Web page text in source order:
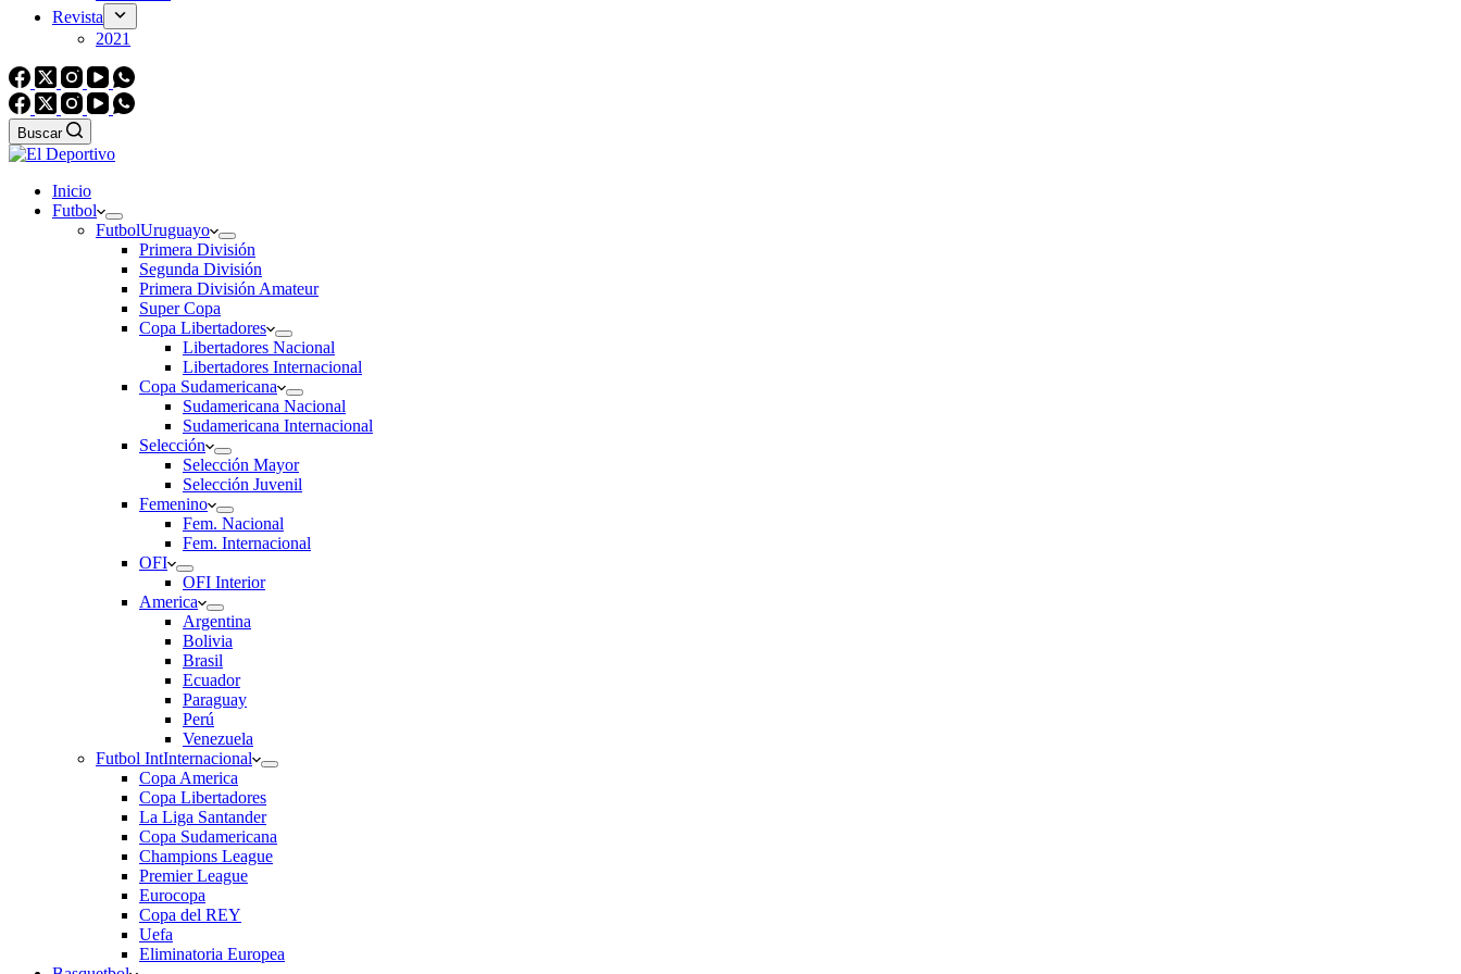
Revista
2021
Buscar
Inicio
Futbol
FutbolUruguayo
Primera División
Segunda División
Primera División Amateur
Super Copa
Copa Libertadores
Libertadores Nacional
Libertadores Internacional
Copa Sudamericana
Sudamericana Nacional
Sudamericana Internacional
Selección
Selección Mayor
Selección Juvenil
Femenino
Fem. Nacional
Fem. Internacional
OFI
OFI Interior
America
Argentina
Bolivia
Brasil
Ecuador
Paraguay
Perú
Venezuela
Futbol IntInternacional
Copa America
Copa Libertadores
La Liga Santander
Copa Sudamericana
Champions League
Premier League
Eurocopa
Copa del REY
Uefa
Eliminatoria Europea